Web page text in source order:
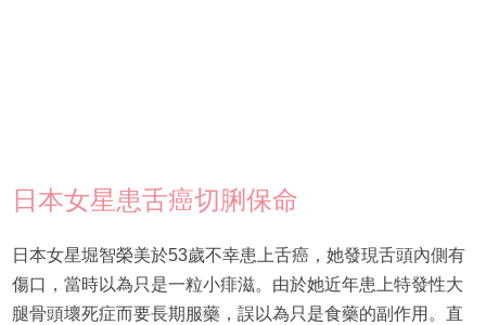
日本女星患舌癌切脷保命
日本女星堀智榮美於53歲不幸患上舌癌，她發現舌頭內側有
傷口，當時以為只是一粒小痱滋。由於她近年患上特發性大
腿骨頭壞死症而要長期服藥，誤以為只是食藥的副作用。直